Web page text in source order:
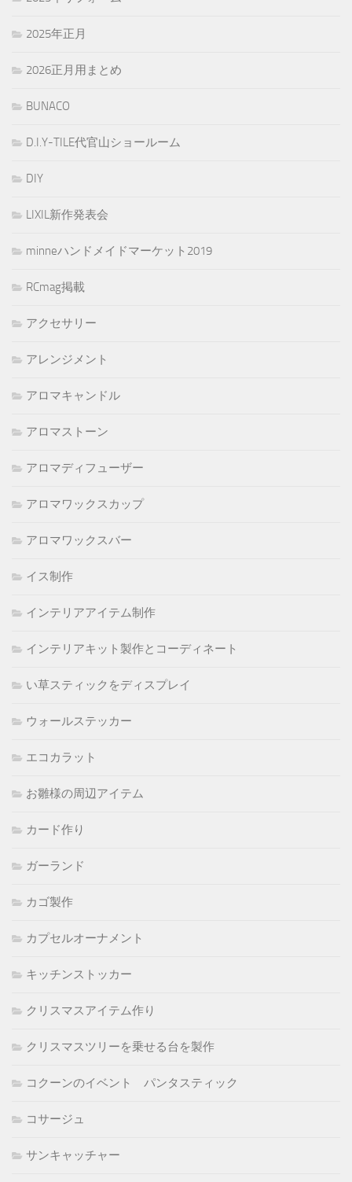
2025年正月
2026正月用まとめ
BUNACO
D.I.Y-TILE代官山ショールーム
DIY
LIXIL新作発表会
minneハンドメイドマーケット2019
RCmag掲載
アクセサリー
アレンジメント
アロマキャンドル
アロマストーン
アロマディフューザー
アロマワックスカップ
アロマワックスバー
イス制作
インテリアアイテム制作
インテリアキット製作とコーディネート
い草スティックをディスプレイ
ウォールステッカー
エコカラット
お雛様の周辺アイテム
カード作り
ガーランド
カゴ製作
カプセルオーナメント
キッチンストッカー
クリスマスアイテム作り
クリスマスツリーを乗せる台を製作
コクーンのイベント パンタスティック
コサージュ
サンキャッチャー